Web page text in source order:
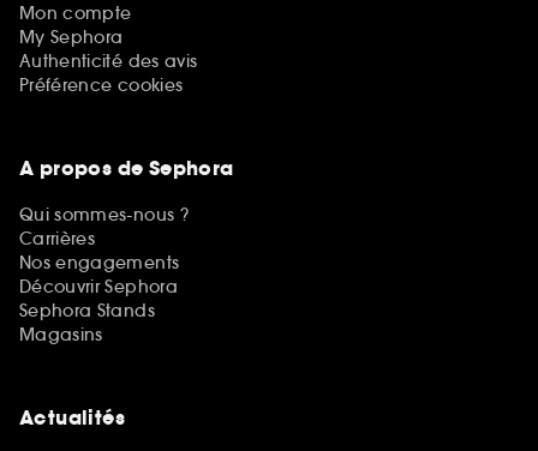
Mon compte
My Sephora
Authenticité des avis
Préférence cookies
A propos de Sephora
Qui sommes-nous ?
Carrières
Nos engagements
Découvrir Sephora
Sephora Stands
Magasins
Actualités